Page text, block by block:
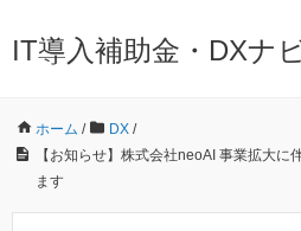
IT導入補助金・DXナ
ホーム / DX /
【お知らせ】株式会社neoAI 事業拡大に
ます